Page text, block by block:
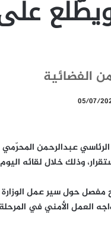
ويطّلع
الفضائية
عبدالرحمن المحرّمي
وذلك خلال لقائه
مفصلحول سير عمل الوزارة
العمل الأمني في